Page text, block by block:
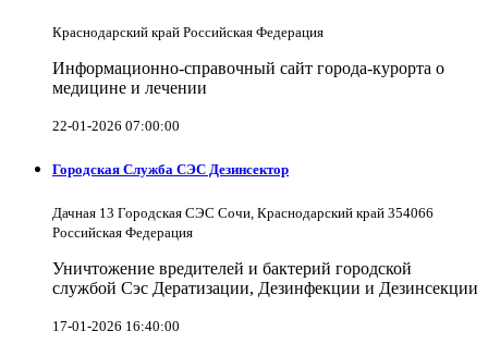
Краснодарский край Российская Федерация
Информационно-справочный сайт города-курорта о
медицине и лечении
22-01-2026 07:00:00
Городская Служба СЭС Дезинсектор
Дачная 13 Городская СЭС Сочи, Краснодарский край 354066
Российская Федерация
Уничтожение вредителей и бактерий городской
службой Сэс Дератизации, Дезинфекции и Дезинсекции
17-01-2026 16:40:00